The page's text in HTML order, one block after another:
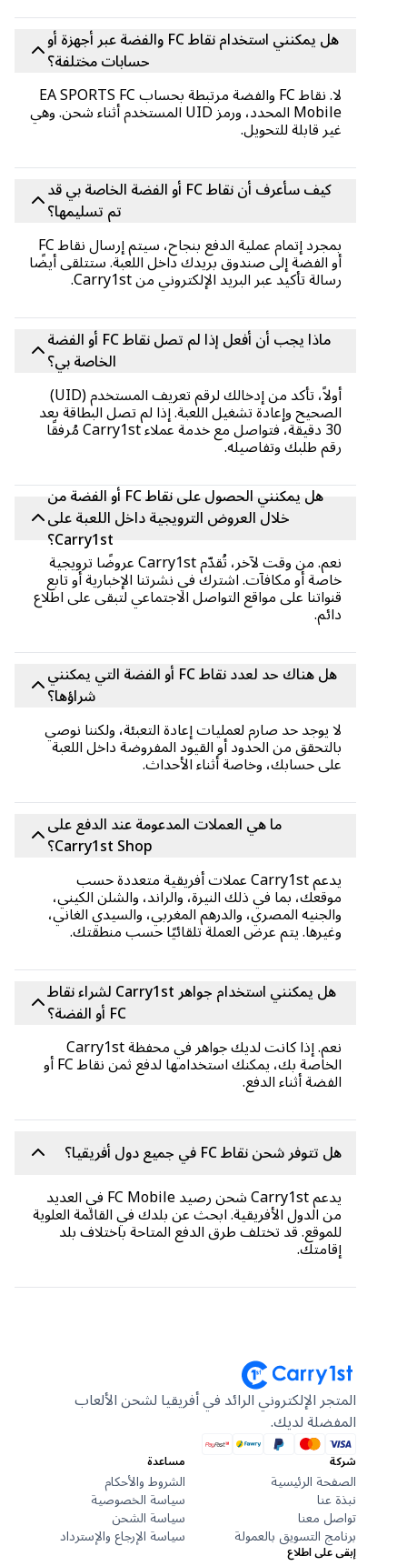
هل يمكنني استخدام نقاط FC والفضة عبر أجهزة أو
حسابات مختلفة؟
لا. نقاط FC والفضة مرتبطة بحساب EA SPORTS FC
Mobile المحدد، ورمز UID المستخدم أثناء شحن. وهي
غير قابلة للتحويل.
كيف سأعرف أن نقاط FC أو الفضة الخاصة بي قد
تم تسليمها؟
بمجرد إتمام عملية الدفع بنجاح، سيتم إرسال نقاط FC
أو الفضة إلى صندوق بريدك داخل اللعبة. ستتلقى أيضًا
رسالة تأكيد عبر البريد الإلكتروني من Carry1st.
ماذا يجب أن أفعل إذا لم تصل نقاط FC أو الفضة
الخاصة بي؟
أولاً، تأكد من إدخالك لرقم تعريف المستخدم (UID)
الصحيح وإعادة تشغيل اللعبة. إذا لم تصل البطاقة بعد
30 دقيقة، فتواصل مع خدمة عملاء Carry1st مُرفقًا
رقم طلبك وتفاصيله.
هل يمكنني الحصول على نقاط FC أو الفضة من
خلال العروض الترويجية داخل اللعبة على
Carry1st؟
نعم. من وقت لآخر، تُقدّم Carry1st عروضًا ترويجية
خاصة أو مكافآت. اشترك في نشرتنا الإخبارية أو تابع
قنواتنا على مواقع التواصل الاجتماعي لتبقى على اطلاع
هل هناك حد لعدد نقاط FC أو الفضة التي يمكنني
شراؤها؟
لا يوجد حد صارم لعمليات إعادة التعبئة، ولكننا نوصي
بالتحقق من الحدود أو القيود المفروضة داخل اللعبة
على حسابك، وخاصة أثناء الأحداث.
ما هي العملات المدعومة عند الدفع على
Carry1st Shop؟
يدعم Carry1st عملات أفريقية متعددة حسب
موقعك، بما في ذلك النيرة، والراند، والشلن الكيني،
والجنيه المصري، والدرهم المغربي، والسيدي الغاني،
وغيرها. يتم عرض العملة تلقائيًا حسب منطقتك.
هل يمكنني استخدام جواهر Carry1st لشراء نقاط
نعم. إذا كانت لديك جواهر في محفظة Carry1st
الخاصة بك، يمكنك استخدامها لدفع ثمن نقاط FC أو
الفضة أثناء الدفع.
هل تتوفر شحن نقاط FC في جميع دول أفريقيا؟
يدعم Carry1st شحن رصيد FC Mobile في العديد
من الدول الأفريقية. ابحث عن بلدك في القائمة العلوية
للموقع. قد تختلف طرق الدفع المتاحة باختلاف بلد
إقامتك.
المتجر الإلكتروني الرائد في أفريقيا لشحن الألعاب
المفضلة لديك.
الصفحة الرئيسية
نبذة عنا
تواصل معنا
برنامج التسويق بالعمولة
مساعدة
الشروط والأحكام
سياسة الخصوصية
سياسة الشحن
سياسة الإرجاع والإسترداد
إبقى على اطلاع